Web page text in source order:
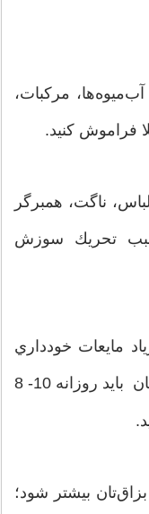
مركبات،
فراموش كنيد.
ناگت، همبرگر
تحريك سوزش
مايعات خودداري
بايد روزانه 10- 8
بيشتر شود؛